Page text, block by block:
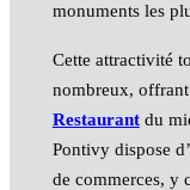
monuments les
Cette attractivité
nombreux,
Restaurantdu
Pontivy dispose
de commerces, y